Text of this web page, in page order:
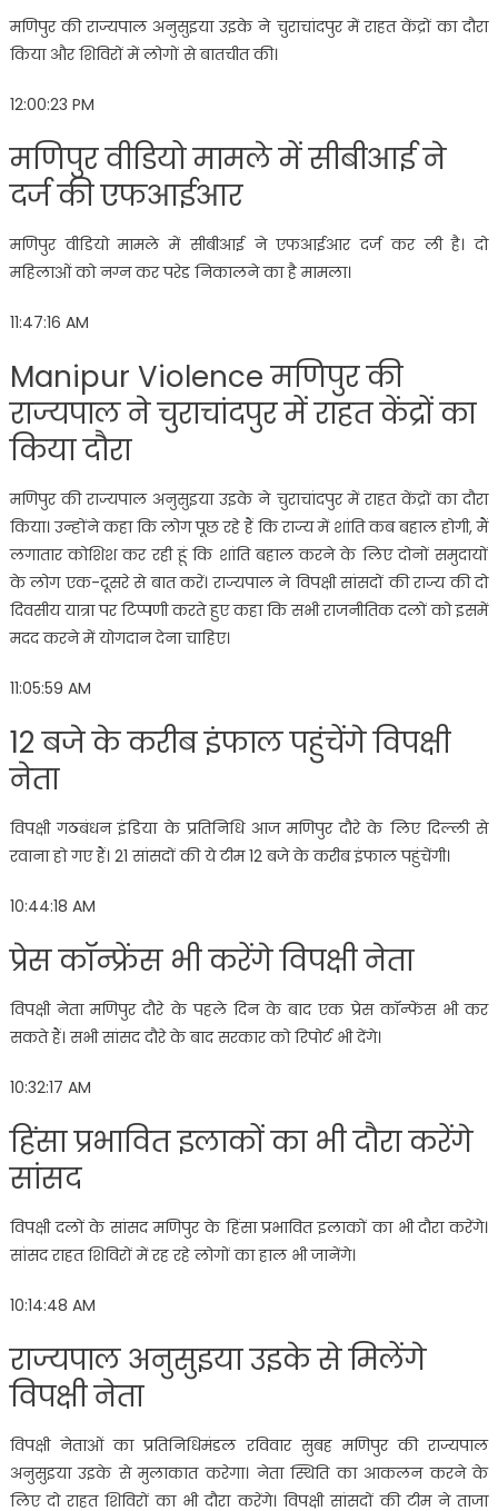
मणिपुर की राज्यपाल अनुसुइया उइके ने चुराचांदपुर में राहत केंद्रों का दौरा
किया और शिविरों में लोगों से बातचीत की।
12:00:23 PM
मणिपुर वीडियो मामले में सीबीआई ने
दर्ज की एफआईआर
मणिपुर वीडियो मामले में सीबीआई ने एफआईआर दर्ज कर ली है। दो
महिलाओं को नग्न कर परेड निकालने का है मामला।
11:47:16 AM
Manipur Violence मणिपुर की
राज्यपाल ने चुराचांदपुर में राहत केंद्रों का
किया दौरा
मणिपुर की राज्यपाल अनुसुइया उइके ने चुराचांदपुर में राहत केंद्रों का दौरा
किया। उन्होंने कहा कि लोग पूछ रहे हैं कि राज्य में शांति कब बहाल होगी, मैं
लगातार कोशिश कर रही हूं कि शांति बहाल करने के लिए दोनों समुदायों
के लोग एक-दूसरे से बात करें। राज्यपाल ने विपक्षी सांसदों की राज्य की दो
दिवसीय यात्रा पर टिप्पणी करते हुए कहा कि सभी राजनीतिक दलों को इसमें
मदद करने में योगदान देना चाहिए।
11:05:59 AM
12 बजे के करीब इंफाल पहुंचेंगे विपक्षी
नेता
विपक्षी गठबंधन इंडिया के प्रतिनिधि आज मणिपुर दौरे के लिए दिल्ली से
रवाना हो गए हैं। 21 सांसदों की ये टीम 12 बजे के करीब इंफाल पहुंचेंगी।
10:44:18 AM
प्रेस कॉन्फ्रेंस भी करेंगे विपक्षी नेता
विपक्षी नेता मणिपुर दौरे के पहले दिन के बाद एक प्रेस कॉन्फेंस भी कर
सकते हैं। सभी सांसद दौरे के बाद सरकार को रिपोर्ट भी देंगे।
10:32:17 AM
हिंसा प्रभावित इलाकों का भी दौरा करेंगे
सांसद
विपक्षी दलों के सांसद मणिपुर के हिंसा प्रभावित इलाकों का भी दौरा करेंगे।
सांसद राहत शिविरों में रह रहे लोगों का हाल भी जानेंगे।
10:14:48 AM
राज्यपाल अनुसुइया उइके से मिलेंगे
विपक्षी नेता
विपक्षी नेताओं का प्रतिनिधिमंडल रविवार सुबह मणिपुर की राज्यपाल
अनुसुइया उइके से मुलाकात करेगा। नेता स्थिति का आकलन करने के
लिए दो राहत शिविरों का भी दौरा करेंगे। विपक्षी सांसदों की टीम ने ताजा